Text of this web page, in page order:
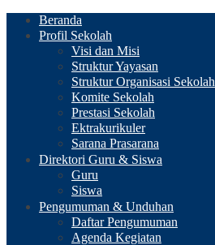
Beranda
Profil Sekolah
Visi dan Misi
Struktur Yayasan
Struktur Organisasi Sekolah
Komite Sekolah
Prestasi Sekolah
Ektrakurikuler
Sarana Prasarana
Direktori Guru & Siswa
Guru
Siswa
Pengumuman & Unduhan
Daftar Pengumuman
Agenda Kegiatan